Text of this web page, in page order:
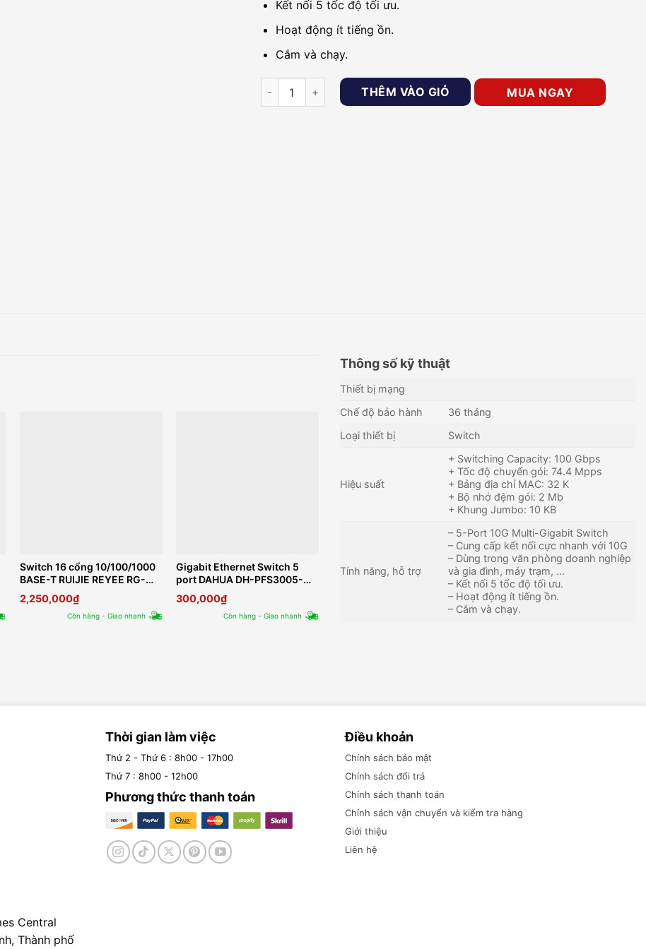
Kết nối 5 tốc độ tối ưu.
Hoạt động ít tiếng ồn.
Cắm và chạy.
5-Port 10G Multi-Gigabit Desktop Switch TP-LINK TL-SX105 số lượng
THÊM VÀO GIỎ MUA NGAY
Switch 16 cổng 10/100/1000
BASE-T RUIJIE REYEE RG-
ES216GC
2,250,000₫
Còn hàng - Giao nhanh
Gigabit Ethernet Switch 5
port DAHUA DH-PFS3005-
5GT-L
300,000₫
Còn hàng - Giao nhanh
Switch 24 cổng Gigabit TP-
LINK TL-SG1024D
Còn hàng - Giao nhanh
Switch 8 Port 2.5G TP-LINK
TL-SG108-M2
3,990,000 ₫
Thông số kỹ thuật
Thiết bị mạng
Chế độ bảo hành
36 tháng
Loại thiết bị
Switch
Hiệu suất
+ Switching Capacity: 100 Gbps
+ Tốc độ chuyển gói: 74.4 Mpps
+ Bảng địa chỉ MAC: 32 K
+ Bộ nhớ đệm gói: 2 Mb
+ Khung Jumbo: 10 KB
Tính năng, hỗ trợ
– 5-Port 10G Multi-Gigabit Switch
– Cung cấp kết nối cực nhanh với 10G
– Dùng trong văn phòng doanh nghiệp
và gia đình, máy trạm, …
– Kết nối 5 tốc độ tối ưu.
– Hoạt động ít tiếng ồn.
– Cắm và chạy.
Central
Thành phố
Thời gian làm việc
Thứ 2 - Thứ 6 : 8h00 - 17h00
Thứ 7 : 8h00 - 12h00
Phương thức thanh toán
Điều khoản
Chính sách bảo mật
Chính sách đổi trả
Chính sách thanh toán
Chính sách vận chuyển và kiểm tra hàng
Giới thiệu
Liên hệ